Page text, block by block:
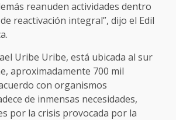
reanuden actividades dentro
reactivación integral”, dijo el Edil
Uribe Uribe, está ubicada al sur
aproximadamente 700 mil
con organismos
de inmensas necesidades,
por la crisis provocada por la